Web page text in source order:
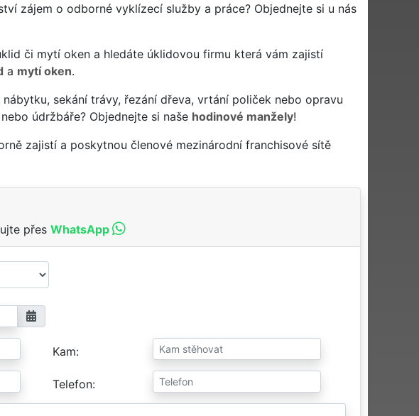
zájem o odborné vyklízecí služby a práce? Objednejte si u nás
či mytí oken a hledáte úklidovou firmu která vám zajistí
a mytí oken.
sekání trávy, řezání dřeva, vrtání poliček nebo opravu
údržbáře? Objednejte si naše hodinové manžely!
zajistí a poskytnou členové mezinárodní franchisové sítě
přes WhatsApp
Kam
Telefon